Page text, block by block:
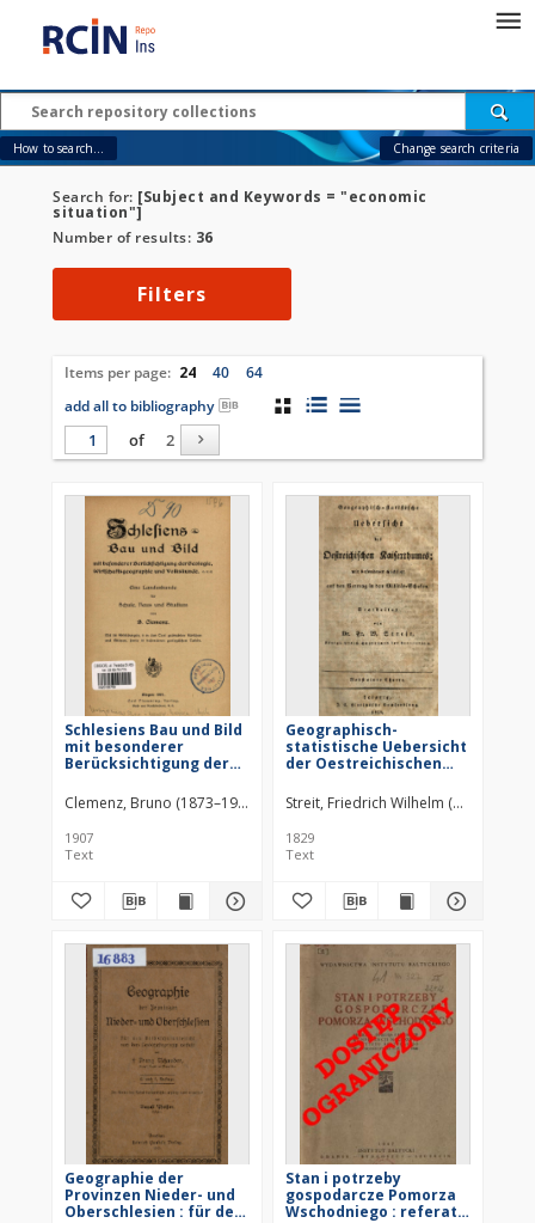
How to search... Change search criteria
Search for: [Subject and Keywords = "economic
situation"]
Number of results: 36
Filters
Items per page: 24 40
64
add all to bibliography
of
2
Schlesiens Bau und Bild
mit besonderer
Berücksichtigung der
Wirtschaftsgeographie
und Volkskunde : eine
Landeskunde für
Schule, Haus und
Studium
Clemenz, Bruno (1873–1935)
1907
Text
Geographisch-
statistische Uebersicht
der Oestreichischen
besonderer Rücksicht
auf den Vortrag in den
Militär-Schulen
Streit, Friedrich Wilhelm (1772–1839)
1829
Text
Geographie der
Provinzen Nieder- und
Oberschlesien : für den
Stan i potrzeby
gospodarcze Pomorza
Wschodniego : referaty,